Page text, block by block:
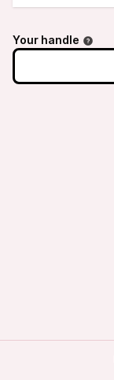
Your handle